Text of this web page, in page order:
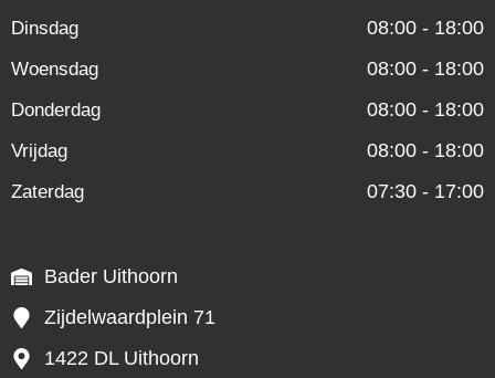
Dinsdag 08:00 - 18:00
Woensdag 08:00 - 18:00
Donderdag 08:00 - 18:00
Vrijdag 08:00 - 18:00
Zaterdag 07:30 - 17:00
Bader Uithoorn
Zijdelwaardplein 71
1422 DL Uithoorn